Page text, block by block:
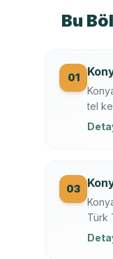
Bu
01
tel
03
Türk